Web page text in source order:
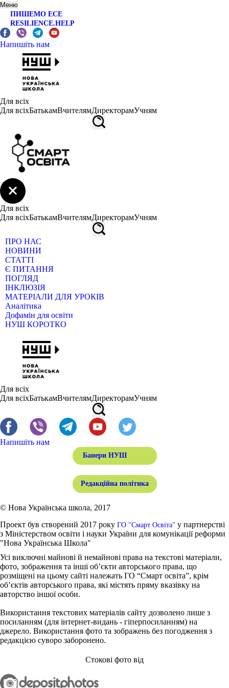
Меню
ПИШЕМО ЕСЕ
RESILIENCE.HELP
Напишіть нам
Для всіх
Для всіхБатькамВчителямДиректорамУчням
Для всіх
Для всіхБатькамВчителямДиректорамУчням
ПРО НАС
НОВИНИ
СТАТТІ
Є ПИТАННЯ
ПОГЛЯД
ІНКЛЮЗІЯ
МАТЕРІАЛИ ДЛЯ УРОКІВ
Аналітика
Дофамін для освіти
НУШ КОРОТКО
Для всіх
Для всіхБатькамВчителямДиректорамУчням
Напишіть нам
Банери НУШ
Редакційна політика
© Нова Українська школа, 2017
Проект був створений 2017 року ГО "Смарт Освіта" у партнерстві
з Міністерством освіти і науки України для комунікації реформи
"Нова Українська Школа"
Усі виключні майнові й немайнові права на текстові матеріали,
фото, зображення та інші об’єкти авторського права, що
розміщені на цьому сайті належать ГО “Смарт освіта”, крім
об’єктів авторського права, які містять пряму вказівку на
авторство іншої особи.
Використання текстових матеріалів сайту дозволено лише з
посиланням (для інтернет-видань - гіперпосиланням) на
джерело. Використання фото та зображень без погодження з
редакцією суворо заборонено.
Стокові фото від